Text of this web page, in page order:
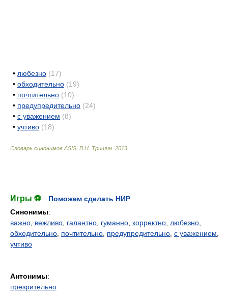
• любезно (17)
• обходительно (19)
• почтительно (10)
• предупредительно (24)
• с уважением (8)
• учтиво (18)
Словарь синонимов ASIS. В.Н. Тришин 2013
Игры ⚽
Поможем сделать НИР
Синонимы:
важно вежливо галантно гуманно корректно любезно
обходительно почтительно предупредительно с уважением
учтиво
Антонимы:
презрительно